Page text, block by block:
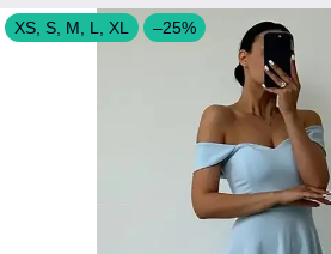
XS, S, M, L, XL –25%